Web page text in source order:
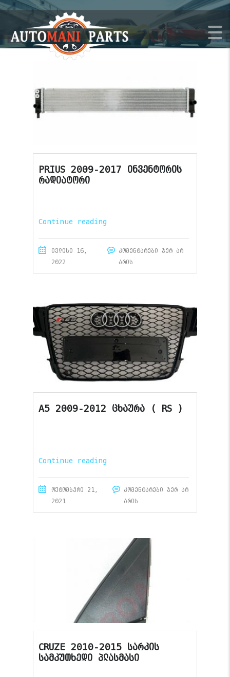
PRIUS 2009-2017 ინვენტორის
რადიატორი
Continue reading
ივლისი 16,
2022
კომენტარები ჯერ არ
არის
A5 2009-2012 ცხაურა ( RS )
Continue reading
ოქტომბერი 21,
2021
კომენტარები ჯერ არ
არის
CRUZE 2010-2015 სარკის
სამკუთხედი პლასმასი